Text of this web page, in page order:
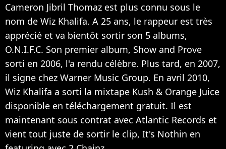
Cameron Jibril Thomaz est plus connu sous le
nom de Wiz Khalifa. A 25 ans, le rappeur est très
apprécié et va bientôt sortir son 5 albums,
O.N.I.F.C. Son premier album, Show and Prove
sorti en 2006, l'a rendu célèbre. Plus tard, en 2007,
il signe chez Warner Music Group. En avril 2010,
Wiz Khalifa a sorti la mixtape Kush & Orange Juice
disponible en téléchargement gratuit. Il est
maintenant sous contrat avec Atlantic Records et
vient tout juste de sortir le clip, It's Nothin en